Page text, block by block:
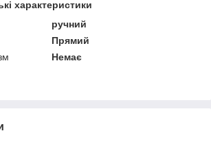
характеристики
ручний
Прямий
Немає